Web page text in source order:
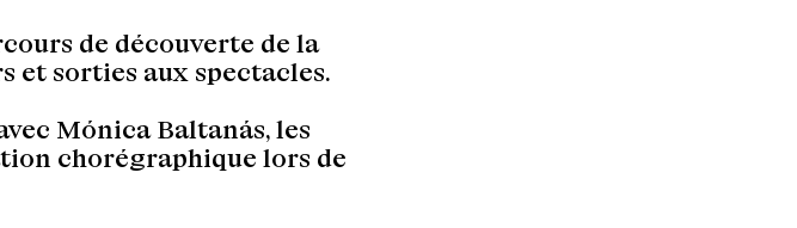
de découverte de la
et sorties aux spectacles.
Mónica Baltanás, les
chorégraphique lors de